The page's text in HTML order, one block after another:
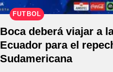
FÚTBOL
Boca deberá viajar a
Ecuador para el
Sudamericana